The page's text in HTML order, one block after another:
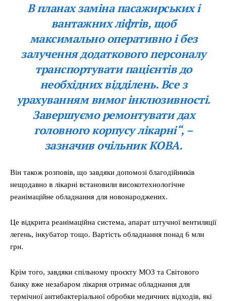
В планах заміна пасажирських і
вантажних ліфтів, щоб
максимально оперативно і без
залучення додаткового персоналу
транспортувати пацієнтів до
необхідних відділень. Все з
урахуванням вимог інклюзивності.
Завершуємо ремонтувати дах
головного корпусу лікарні“, –
зазначив очільник КОВА.
Він також розповів, що завдяки допомозі благодійників
нещодавно в лікарні встановили високотехнологічне
реанімаційне обладнання для новонароджених.
Це відкрита реанімаційна система, апарат штучної вентиляції
легень, інкубатор тощо. Вартість обладнання понад 6 млн
грн.
Крім того, завдяки спільному проєкту МОЗ та Світового
банку вже незабаром лікарня отримає обладнання для
термічної антибактеріальної обробки медичних відходів, які